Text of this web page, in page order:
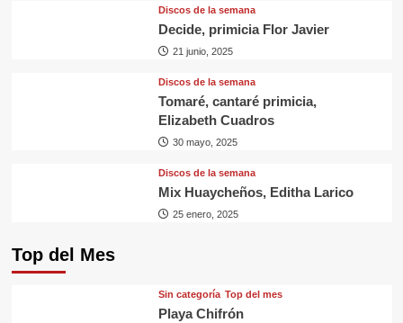
Discos de la semana
Decide, primicia Flor Javier
21 junio, 2025
Discos de la semana
Tomaré, cantaré primicia,
Elizabeth Cuadros
30 mayo, 2025
Discos de la semana
Mix Huaycheños, Editha Larico
25 enero, 2025
Top del Mes
Sin categorí­a Top del mes
Playa Chifrón